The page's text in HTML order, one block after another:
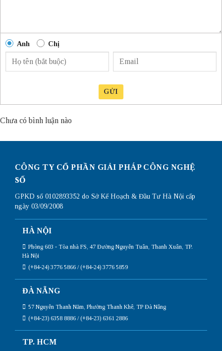
Anh Chị
GỬI
Chưa có bình luận nào
CÔNG TY CỔ PHẦN GIẢI PHÁP CÔNG NGHỆ
SỐ
GPKD số 0102893352 do Sở Kế Hoạch & Đầu Tư Hà Nội cấp
ngày 03/09/2008
HÀ NỘI
Phòng 603 - Tòa nhà FS, 47 Đường Nguyễn Tuân, Thanh Xuân, TP.
Hà Nội
(+84-24) 3776 5866 / (+84-24) 3776 5859
ĐÀ NẴNG
57 Nguyễn Thanh Năm, Phường Thanh Khê, TP Đà Nẵng
(+84-23) 6358 8886 / (+84-23) 6361 2886
TP. HCM